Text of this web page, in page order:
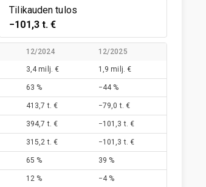
Tilikauden tulos
−101,3 t. €
12/2024 12/2025
3,4 milj. € 1,9 milj. €
63 % −44 %
413,7 t. € −79,0 t. €
394,7 t. € −101,3 t. €
315,2 t. € −101,3 t. €
65 % 39 %
12 % −4 %